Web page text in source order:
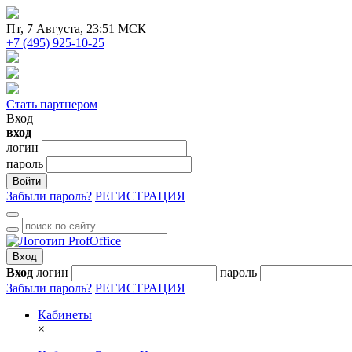
Пт, 7 Августа, 23:51 МСК
+7 (495) 925-10-25
Стать партнером
Вход
вход
логин
пароль
Войти
Забыли пароль? РЕГИСТРАЦИЯ
Вход
Вход логин пароль
Забыли пароль? РЕГИСТРАЦИЯ
Кабинеты
×